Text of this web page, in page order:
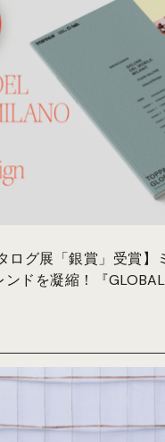
ログ展「銀賞」受賞】
ドを凝縮！『GLOBAL